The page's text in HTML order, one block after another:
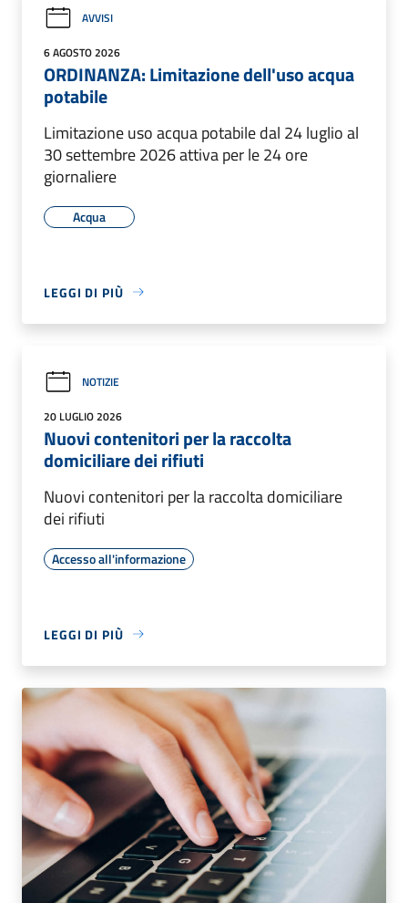
AVVISI
6 AGOSTO 2026
ORDINANZA: Limitazione dell'uso acqua
potabile
Limitazione uso acqua potabile dal 24 luglio al
30 settembre 2026 attiva per le 24 ore
giornaliere
Acqua
LEGGI DI PIÙ
NOTIZIE
20 LUGLIO 2026
Nuovi contenitori per la raccolta
domiciliare dei rifiuti
Nuovi contenitori per la raccolta domiciliare
dei rifiuti
Accesso all'informazione
LEGGI DI PIÙ